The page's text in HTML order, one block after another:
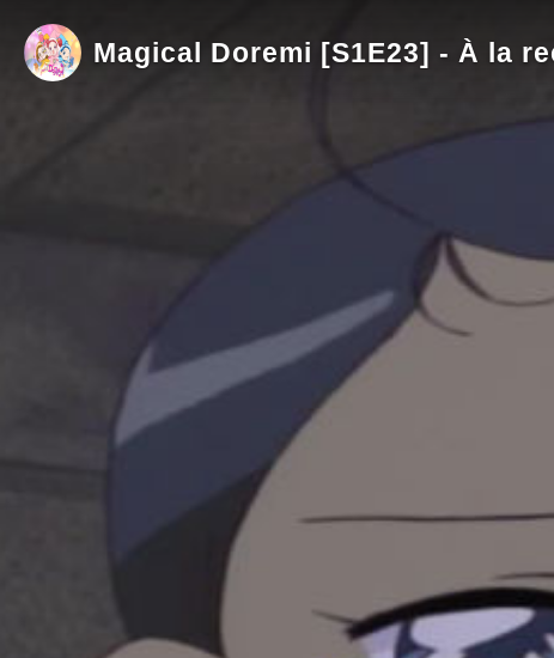
Magical Doremi [S1E23] - À la